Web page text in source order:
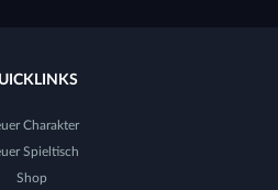
Charakter
Spieltisch
Shop